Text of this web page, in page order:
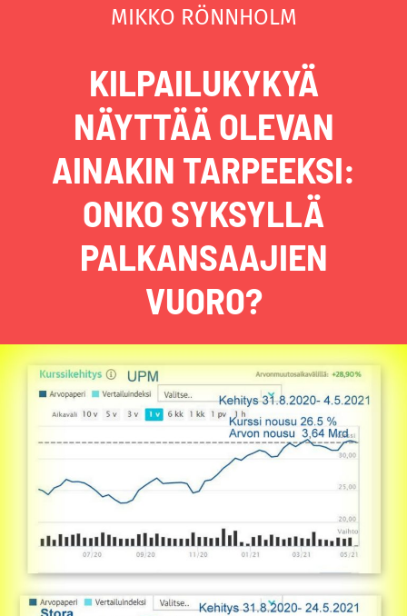
MIKKO RÖNNHOLM
KILPAILUKYKYÄ
NÄYTTÄÄ OLEVAN
AINAKIN TARPEEKSI:
ONKO SYKSYLLÄ
PALKANSAAJIEN
VUORO?